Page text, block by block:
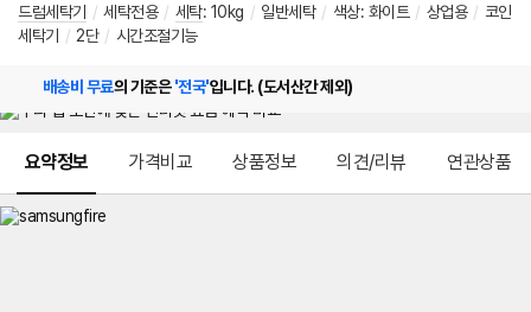
드럼세탁기 / 세탁전용 / 세탁: 10kg / 일반세탁 / 색상: 화이트 / 상업용 / 코인
세탁기
/ 2단 / 시간조절기능
배송비 무료의 기준은'전국'입니다. (도서산간 제외)
요약정보 가격비교 상품정보 의견/리뷰 연관상품